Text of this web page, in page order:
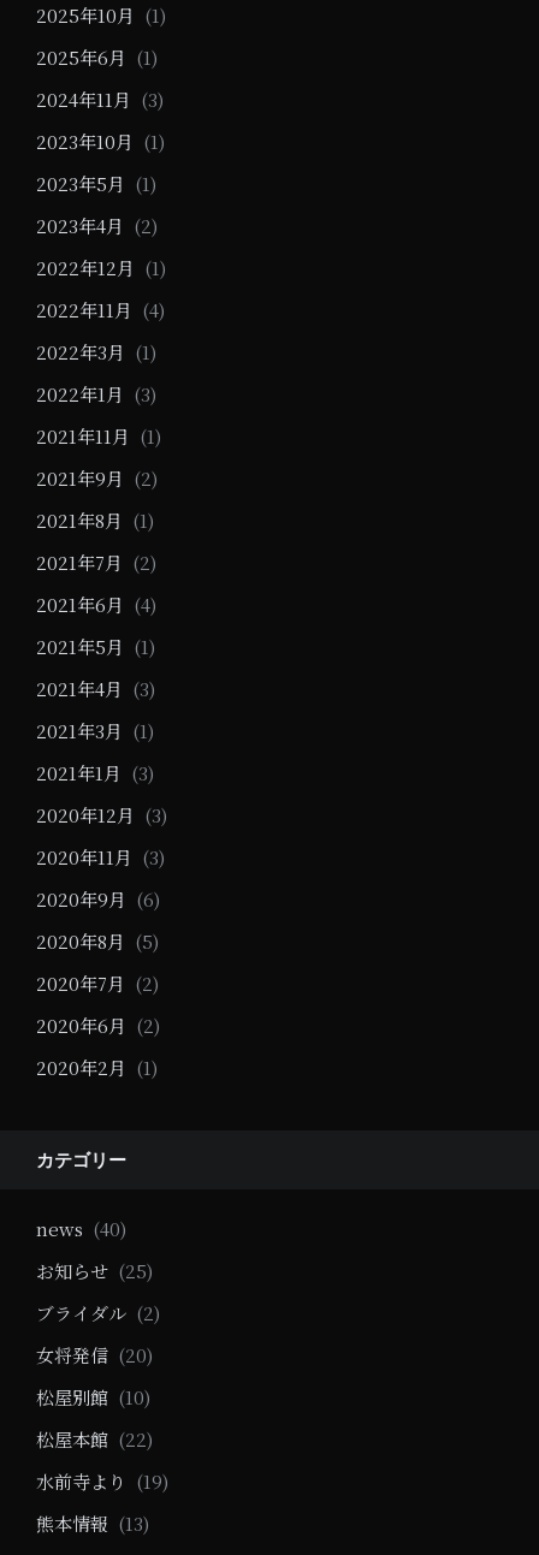
2025年10月 (1)
2025年6月 (1)
2024年11月 (3)
2023年10月 (1)
2023年5月 (1)
2023年4月 (2)
2022年12月 (1)
2022年11月 (4)
2022年3月 (1)
2022年1月 (3)
2021年11月 (1)
2021年9月 (2)
2021年8月 (1)
2021年7月 (2)
2021年6月 (4)
2021年5月 (1)
2021年4月 (3)
2021年3月 (1)
2021年1月 (3)
2020年12月 (3)
2020年11月 (3)
2020年9月 (6)
2020年8月 (5)
2020年7月 (2)
2020年6月 (2)
2020年2月 (1)
カテゴリー
news (40)
お知らせ (25)
ブライダル (2)
女将発信 (20)
松屋別館 (10)
松屋本館 (22)
水前寺より
(19)
熊本情報 (13)